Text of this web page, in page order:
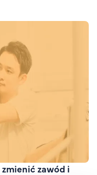
zawód i